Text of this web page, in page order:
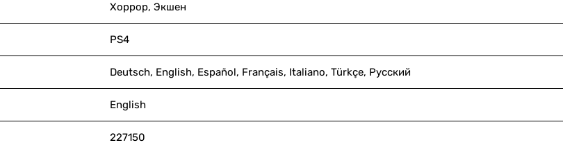
Хоррор, Экшен
PS4
Deutsch, English, Español, Français, Italiano, Türkçe, Русский
English
227150